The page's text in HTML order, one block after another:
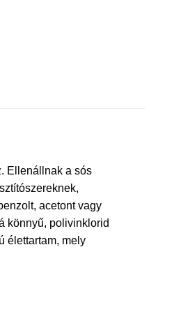
Ellenállnak a sós
acetont vagy
könnyű, polivinklorid
élettartam, mely